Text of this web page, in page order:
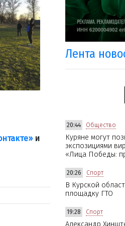
и
Лента
20:44 Общество
Куряне могут
экспозициями
«Лица Победы:
20:26 Спорт
В Курской
площадку ГТО
19:28 Спорт
Александр